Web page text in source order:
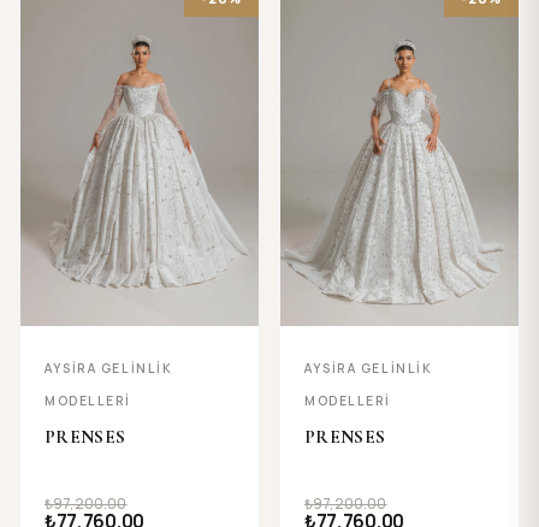
AYSIRA GELINLIK
MODELLERI
PRENSES
₺97,200.00
₺77,760.00
AYSIRA GELINLIK
MODELLERI
PRENSES
₺97,200.00
₺77,760.00